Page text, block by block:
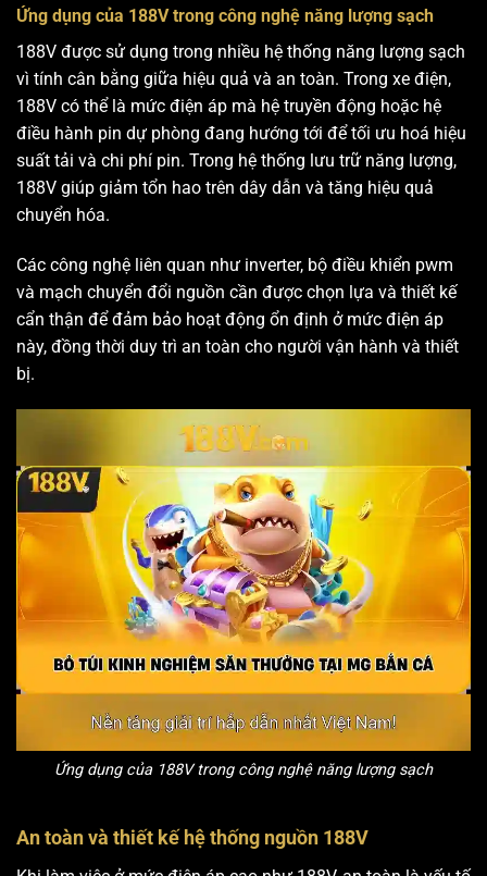
Ứng dụng của 188V trong công nghệ năng lượng sạch
188V được sử dụng trong nhiều hệ thống năng lượng sạch
vì tính cân bằng giữa hiệu quả và an toàn. Trong xe điện,
188V có thể là mức điện áp mà hệ truyền động hoặc hệ
điều hành pin dự phòng đang hướng tới để tối ưu hoá hiệu
suất tải và chi phí pin. Trong hệ thống lưu trữ năng lượng,
188V giúp giảm tổn hao trên dây dẫn và tăng hiệu quả
chuyển hóa.
Các công nghệ liên quan như inverter, bộ điều khiển pwm
và mạch chuyển đổi nguồn cần được chọn lựa và thiết kế
cẩn thận để đảm bảo hoạt động ổn định ở mức điện áp
này, đồng thời duy trì an toàn cho người vận hành và thiết
bị.
Ứng dụng của 188V trong công nghệ năng lượng sạch
An toàn và thiết kế hệ thống nguồn 188V